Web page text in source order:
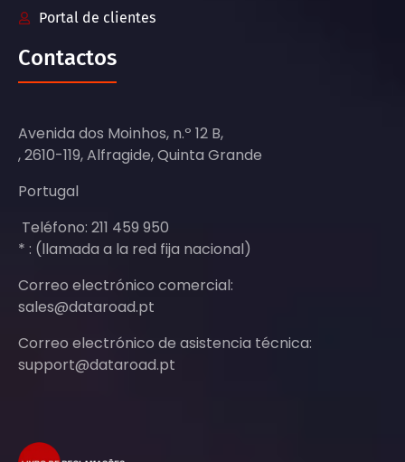
Portal de clientes
Contactos
Avenida dos Moinhos, n.º 12 B,
, 2610-119, Alfragide, Quinta Grande
Portugal
Teléfono: 211 459 950
* : (llamada a la red fija nacional)
Correo electrónico comercial:
sales@dataroad.pt
Correo electrónico de asistencia técnica:
support@dataroad.pt